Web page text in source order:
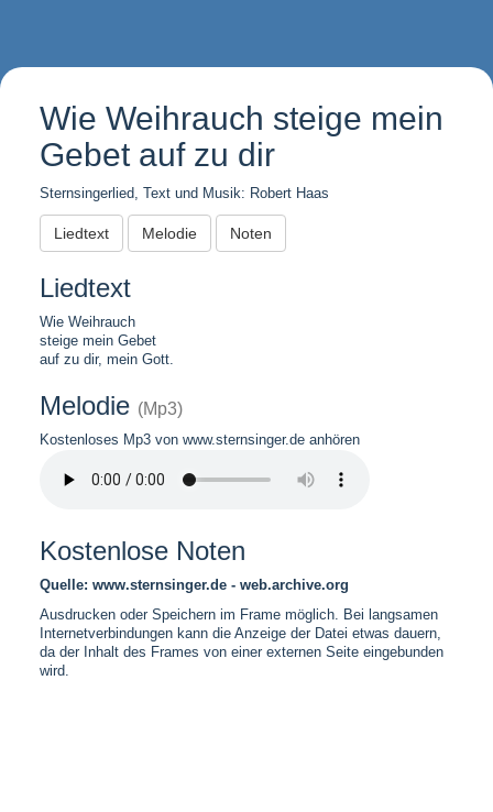
Wie Weihrauch steige mein
Gebet auf zu dir
Sternsingerlied, Text und Musik: Robert Haas
Liedtext Melodie Noten
Liedtext
Wie Weihrauch
steige mein Gebet
auf zu dir, mein Gott.
Melodie (Mp3)
Kostenloses Mp3 von www.sternsinger.de anhören
Kostenlose Noten
Quelle: www.sternsinger.de - web.archive.org
Ausdrucken oder Speichern im Frame möglich. Bei langsamen
Internetverbindungen kann die Anzeige der Datei etwas dauern,
da der Inhalt des Frames von einer externen Seite eingebunden
wird.